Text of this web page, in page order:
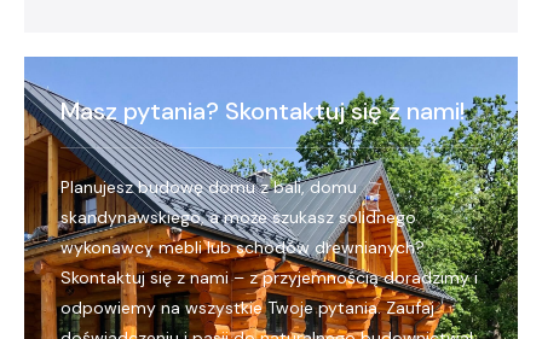
Masz pytania? Skontaktuj się z nami!
Planujesz budowę domu z bali, domu
skandynawskiego, a może szukasz solidnego
wykonawcy mebli lub schodów drewnianych?
Skontaktuj się z nami – z przyjemnością doradzimy i
odpowiemy na wszystkie Twoje pytania. Zaufaj